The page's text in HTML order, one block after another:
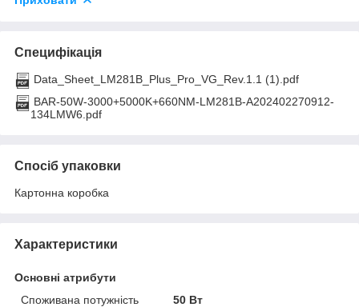
Специфікація
Data_Sheet_LM281B_Plus_Pro_VG_Rev.1.1 (1).pdf
BAR-50W-3000+5000K+660NM-LM281B-A202402270912-
134LMW6.pdf
Спосіб упаковки
Картонна коробка
Характеристики
Основні атрибути
Споживана потужність
50 Вт